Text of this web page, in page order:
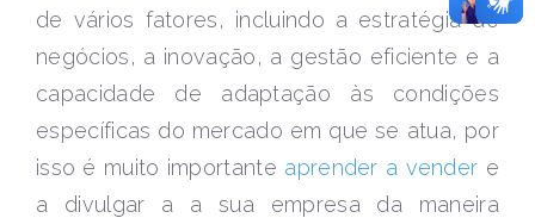
de vários fatores, incluindo a estratégia de
negócios, a inovação, a gestão eficiente e a
capacidade de adaptação às condições
específicas do mercado em que se atua, por
isso é muito importante aprender a vender e
a divulgar a a sua empresa da maneira